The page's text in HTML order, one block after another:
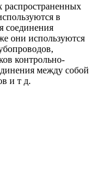
в
соединения
они используются
контрольно-
между собой
и т д.